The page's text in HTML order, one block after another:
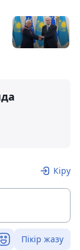
Кіру
Пікір жазу